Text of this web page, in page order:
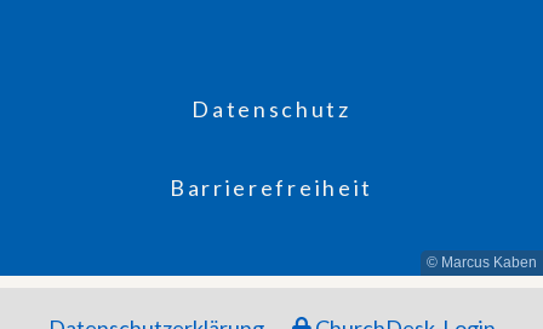
Datenschutz
Barrierefreiheit
© Marcus Kaben